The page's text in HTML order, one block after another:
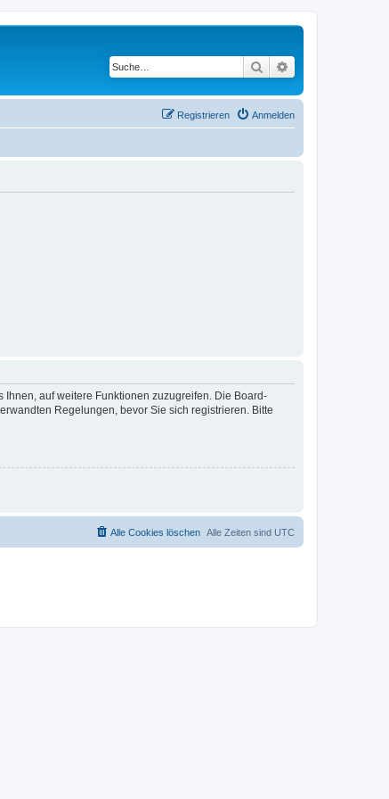
Suche
Anmelden
Registrieren
auf weitere Funktionen zuzugreifen. Die Board-
Regelungen, bevor Sie sich registrieren. Bitte
Alle Zeiten sind UTC
Alle Cookies löschen